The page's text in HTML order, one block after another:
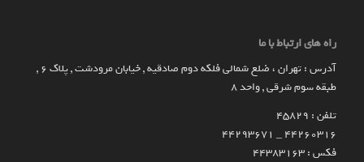
راه های ارتباط با ما
آدرس : تهران ، ضلع شمالی فلکه دوم صادقیه , خیابان مرودشت , پلاک ۶ ,
طبقه سوم شرقی , واحد ۸
تلفن : 45829
۴۴۲۶۰۳۱۶ _ 44293671
فکس : 44383163